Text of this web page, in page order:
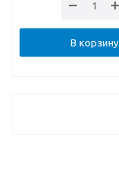
В корзину